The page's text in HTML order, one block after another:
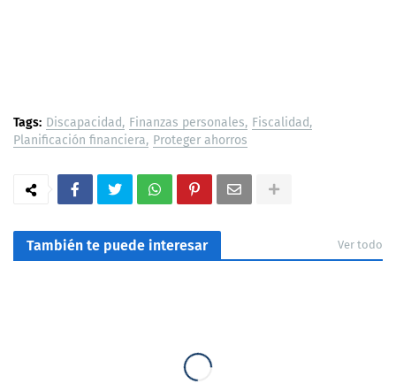
Tags: Discapacidad Finanzas personales Fiscalidad
Planificación financiera Proteger ahorros
También te puede interesar Ver todo